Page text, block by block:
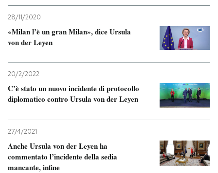
28/11/2020
«Milan l’è un gran Milan», dice Ursula
von der Leyen
20/2/2022
C’è stato un nuovo incidente di protocollo
diplomatico contro Ursula von der Leyen
27/4/2021
Anche Ursula von der Leyen ha
commentato l’incidente della sedia
mancante, infine